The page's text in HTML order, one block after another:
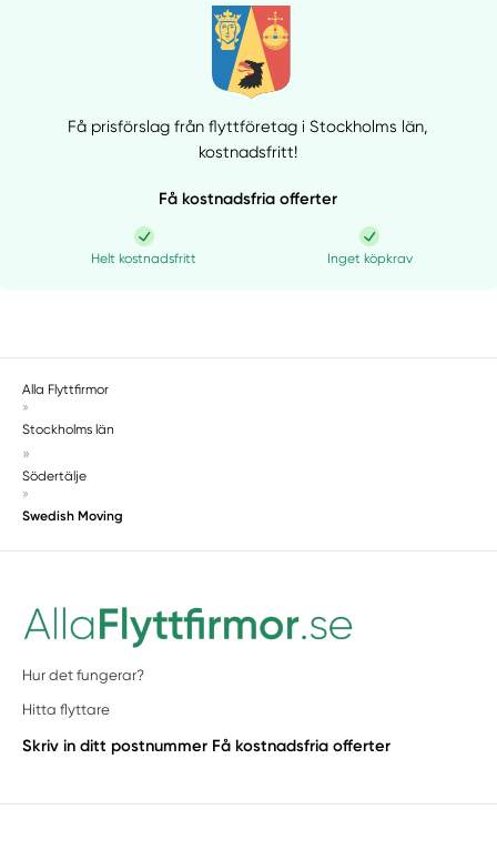
Få prisförslag från flyttföretag i Stockholms län,
kostnadsfritt!
Få kostnadsfria offerter
Helt kostnadsfritt Inget köpkrav
Alla Flyttfirmor
»
Stockholms län
»
Södertälje
»
Swedish Moving
Hur det fungerar?
Hitta flyttare
Skriv in ditt postnummer Få kostnadsfria offerter